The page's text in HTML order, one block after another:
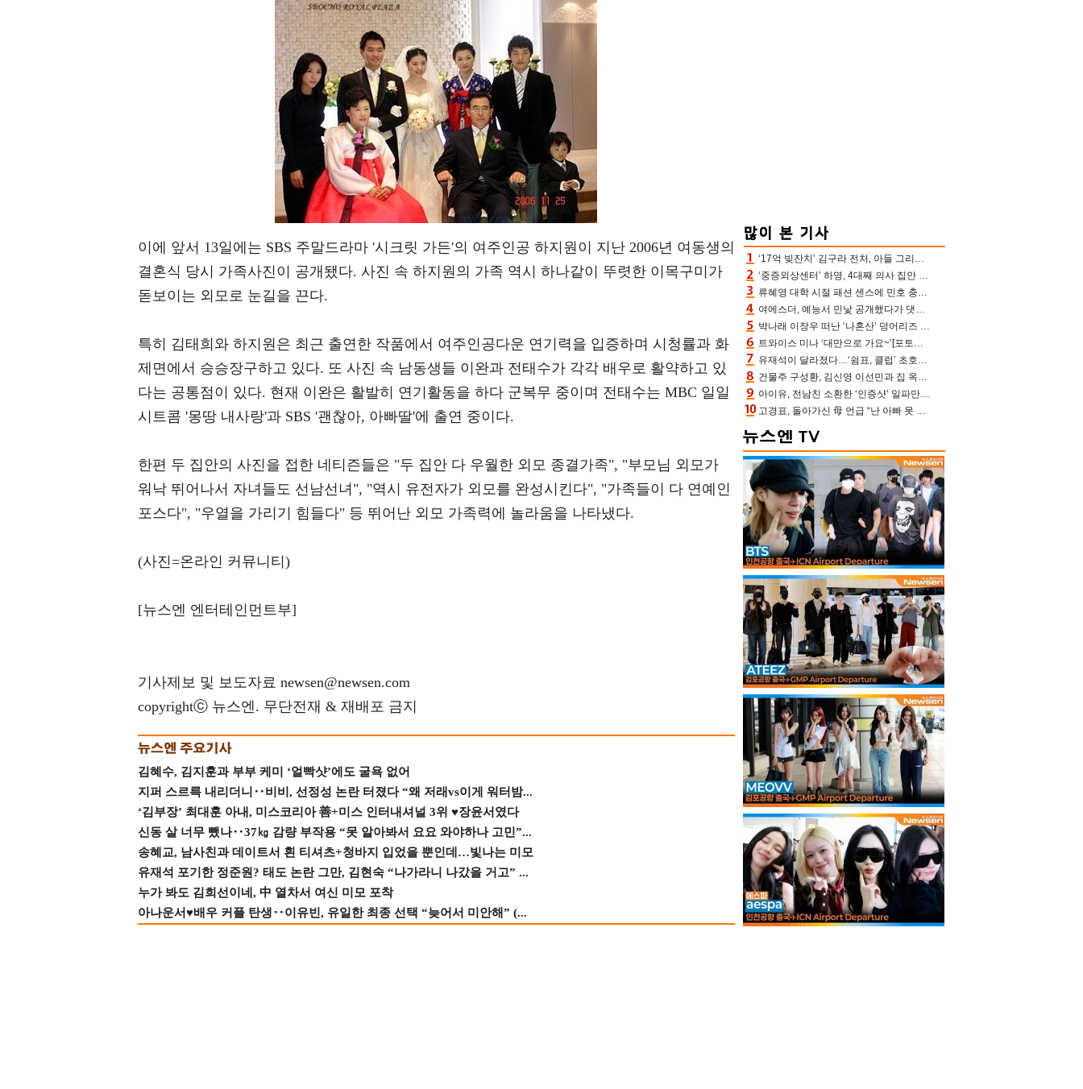
이에 앞서 13일에는 SBS 주말드라마 '시크릿 가든'의 여주인공 하지원이 지난 2006년 여동생의
결혼식 당시 가족사진이 공개됐다. 사진 속 하지원의 가족 역시 하나같이 뚜렷한 이목구미가
돋보이는 외모로 눈길을 끈다.
특히 김태희와 하지원은 최근 출연한 작품에서 여주인공다운 연기력을 입증하며 시청률과 화
제면에서 승승장구하고 있다. 또 사진 속 남동생들 이완과 전태수가 각각 배우로 활약하고 있
다는 공통점이 있다. 현재 이완은 활발히 연기활동을 하다 군복무 중이며 전태수는 MBC 일일
시트콤 '몽땅 내사랑'과 SBS '괜찮아, 아빠딸'에 출연 중이다.
한편 두 집안의 사진을 접한 네티즌들은 "두 집안 다 우월한 외모 종결가족", "부모님 외모가
워낙 뛰어나서 자녀들도 선남선녀", "역시 유전자가 외모를 완성시킨다", "가족들이 다 연예인
포스다", "우열을 가리기 힘들다" 등 뛰어난 외모 가족력에 놀라움을 나타냈다.
(사진=온라인 커뮤니티)
[뉴스엔 엔터테인먼트부]
기사제보 및 보도자료 newsen@newsen.com
copyrightⓒ 뉴스엔. 무단전재 & 재배포 금지
김혜수, 김지훈과 부부 케미 ‘얼빡샷’에도 굴욕 없어
지퍼 스르륵 내리더니‥비비, 선정성 논란 터졌다 “왜 저래vs이게 워터밤...
‘김부장’ 최대훈 아내, 미스코리아 善+미스 인터내셔널 3위 ♥장윤서였다
신동 살 너무 뺐나‥37㎏ 감량 부작용 “못 알아봐서 요요 와야하나 고민”...
송혜교, 남사친과 데이트서 흰 티셔츠+청바지 입었을 뿐인데…빛나는 미모
유재석 포기한 정준원? 태도 논란 그만, 김현숙 “나가라니 나갔을 거고” ...
누가 봐도 김희선이네, 中 열차서 여신 미모 포착
아나운서♥배우 커플 탄생‥이유빈, 유일한 최종 선택 “늦어서 미안해” (...
‘17억 빚잔치’ 김구라 전처, 아들 그리는 “나 뿐인데” 친엄마 챙기는 효심 눈길
‘중증외상센터’ 하영, 4대째 의사 집안 인증 “증조부, 고종 황제 진료”(옥문아)[어제TV]
류혜영 대학 시절 패션 센스에 민호 충격 “레몬색 레깅스에 다리 없는 줄”(나혼산)
여에스더, 예능서 민낯 공개했다가 댓글에 충격 “눈 왜 저렇게 처졌냐고”(에스더TV)
박나래 이장우 떠난 ‘나혼산’ 덩어리즈 왔다, 1인 1케이크에 팜유 전현무 충격[어제TV]
트와이스 미나 ‘대만으로 가요~’[포토엔HD]
유재석이 달라졌다…‘쉼표, 클럽’ 초호화 코스에 주우재도 감탄 (놀면 뭐하니?)
건물주 구성환, 김신영 이선민과 집 옥상서 41만원 한우 파티 “화력이 성화봉송”(나혼산)
아이유, 전남친 소환한 ‘인증샷’ 일파만파 속…남사친 변우석 선물도 남겼나 ‘훈훈’
고경표, 돌아가신 母 언급 “난 아빠 못 될 듯” 족보 태운 부친 응원 뭉클(나혼산)